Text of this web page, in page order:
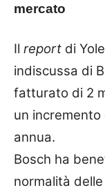
mercato
Il report di
indiscussa di
fatturato di 2
un incremento
annua.
Bosch ha
normalità